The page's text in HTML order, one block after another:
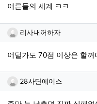
어른들의 세계 ㅋㅋ
리사내꺼하자
리사내꺼하자
어딜가도 70점 이상은 할꺼
28사단에이스
28사단에이스